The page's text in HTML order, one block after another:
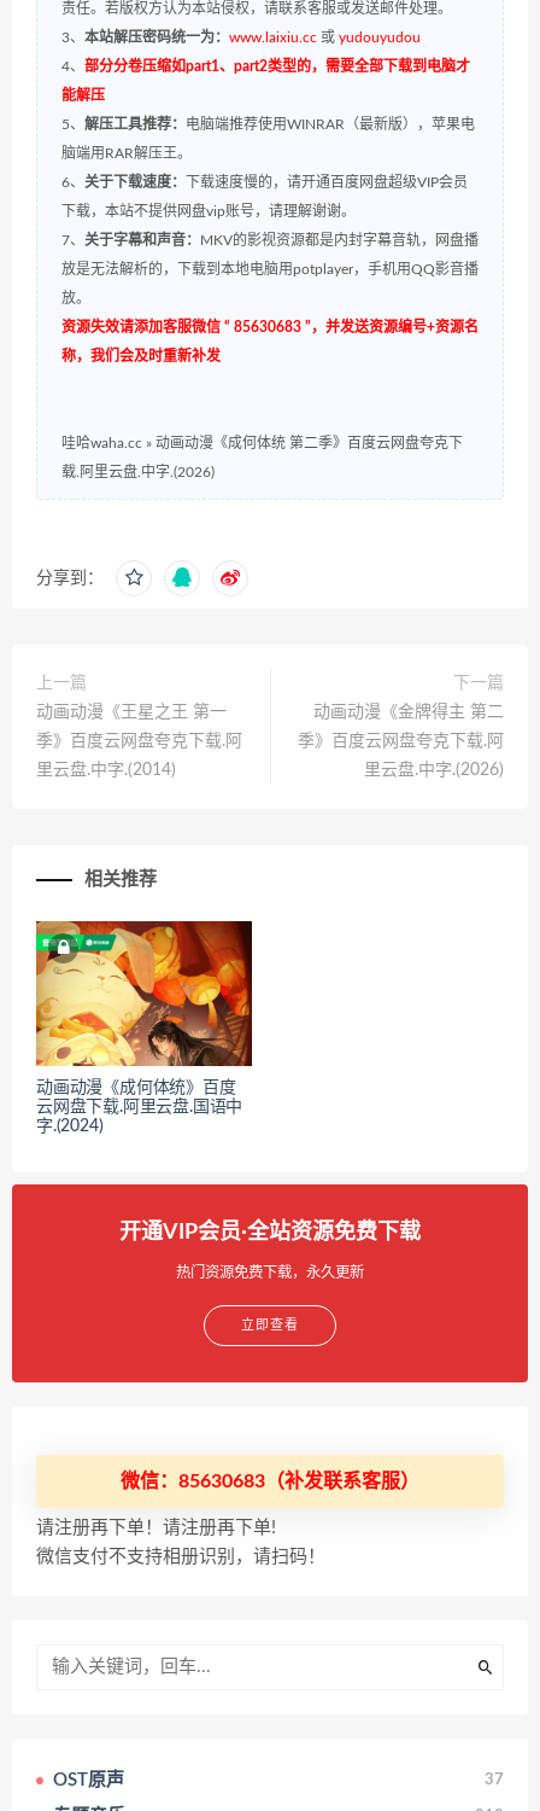
责任。若版权方认为本站侵权，请联系客服或发送邮件处理。
3、 本站解压密码统一为： www.laixiu.cc 或 yudouyudou
4、 部分分卷压缩如part1、part2类型的，需要全部下载到电脑才
能解压
5、 解压工具推荐： 电脑端推荐使用WINRAR（最新版），苹果电
脑端用RAR解压王。
6、 关于下载速度：
下载速度慢的，请开通百度网盘超级VIP会员
下载，本站不提供网盘vip账号，请理解谢谢。
7、 关于字幕和声音：
MKV的影视资源都是内封字幕音轨，网盘播
放是无法解析的，下载到本地电脑用potplayer，手机用QQ影音播
放。
资源失效请添加客服微信 “ 85630683 ”，并发送资源编号+资源名
称，我们会及时重新补发
哇哈waha.cc » 动画动漫《成何体统 第二季》百度云网盘夸克下
载.阿里云盘.中字.(2026)
分享到：
上一篇
动画动漫《王星之王 第一
季》百度云网盘夸克下载.阿
里云盘.中字.(2014)
下一篇
动画动漫《金牌得主 第二
季》百度云网盘夸克下载.阿
里云盘.中字.(2026)
相关推荐
动画动漫《成何体统》百度
云网盘下载.阿里云盘.国语中
字.(2024)
开通VIP会员·全站资源免费下载
热门资源免费下载，永久更新
立即查看
微信：85630683（补发联系客服）
请注册再下单！请注册再下单!
微信支付不支持相册识别，请扫码！
OST原声 37